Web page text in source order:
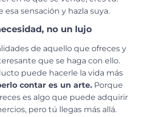
esa sensación y hazla suya.
no un lujo
de aquello que ofreces y
que se haga con ello.
puede hacerle la vida más
contar es un arte.Porque
es algo que puede adquirir
pero tú llegas más allá.